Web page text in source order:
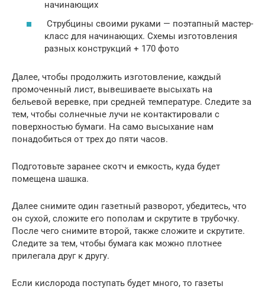
начинающих
Струбцины своими руками — поэтапный мастер-
класс для начинающих. Схемы изготовления
разных конструкций + 170 фото
Далее, чтобы продолжить изготовление, каждый
промоченный лист, вывешиваете высыхать на
бельевой веревке, при средней температуре. Следите за
тем, чтобы солнечные лучи не контактировали с
поверхностью бумаги. На само высыхание нам
понадобиться от трех до пяти часов.
Подготовьте заранее скотч и емкость, куда будет
помещена шашка.
Далее снимите один газетный разворот, убедитесь, что
он сухой, сложите его пополам и скрутите в трубочку.
После чего снимите второй, также сложите и скрутите.
Следите за тем, чтобы бумага как можно плотнее
прилегала друг к другу.
Если кислорода поступать будет много, то газеты